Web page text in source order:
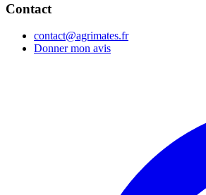
Contact
contact@agrimates.fr
Donner mon avis